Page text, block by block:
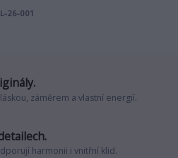
26-001
záměrem a vlastní energií.
harmonii i vnitřní klid.